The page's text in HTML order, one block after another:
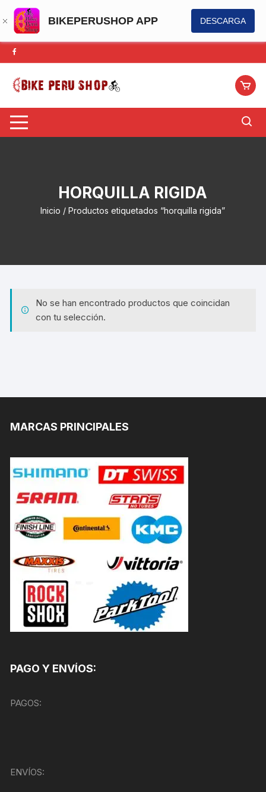
BIKEPERUSHOP APP DESCARGA
Saltar
al
contenido
HORQUILLA RIGIDA
Inicio / Productos etiquetados “horquilla rigida”
No se han encontrado productos que coincidan
con tu selección.
MARCAS PRINCIPALES
PAGO Y ENVÍOS:
PAGOS:
ENVÍOS: